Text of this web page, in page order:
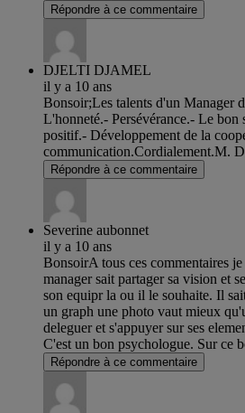
Répondre à ce commentaire
DJELTI DJAMEL
il y a 10 ans
Bonsoir;Les talents d'un Manager
L'honneté.- Persévérance.- Le bon
positif.- Développement de la
communication.Cordialement.M.
Répondre à ce commentaire
Severine aubonnet
il y a 10 ans
BonsoirA tous ces commentaires
manager sait partager sa vision et
son equipr la ou il le souhaite. Il
un graph une photo vaut mieux
deleguer et s'appuyer sur ses
C'est un bon psychologue. Sur ce
Répondre à ce commentaire